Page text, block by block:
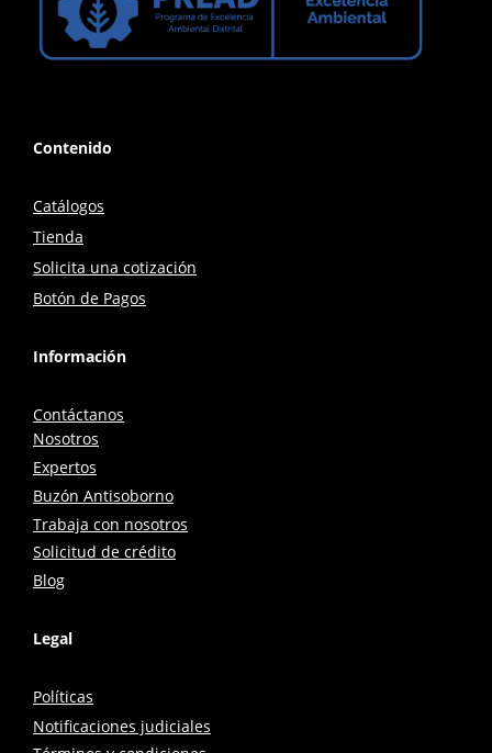
Contenido
Catálogos
Tienda
Solicita una cotización
Botón de Pagos
Información
Contáctanos
Nosotros
Expertos
Buzón Antisoborno
Trabaja con nosotros
Solicitud de crédito
Blog
Legal
Políticas
Notificaciones judiciales